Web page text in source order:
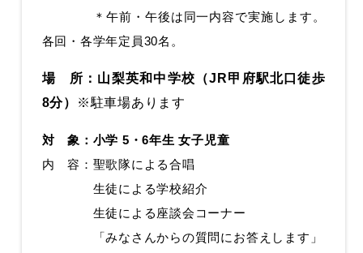
＊午前・午後は同一内容で実施します。
各回・各学年定員30名。
場 所：山梨英和中学校（JR甲府駅北口徒歩
8分）
※駐車場あります
対 象：小学 5・6年生 女子児童
内 容：聖歌隊による合唱
生徒による学校紹介
生徒による座談会コーナー
「みなさんからの質問にお答えします」